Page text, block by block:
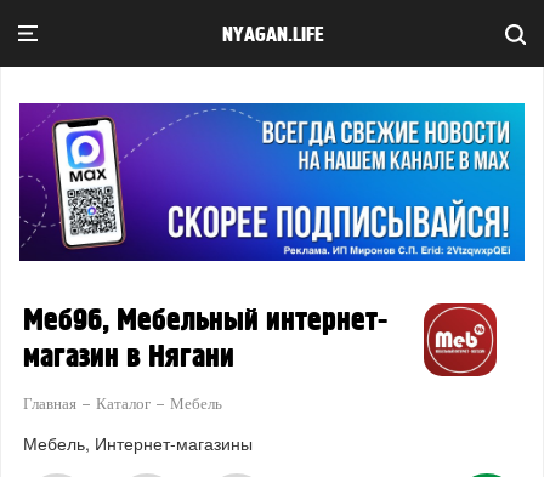
NYAGAN.LIFE
Меб96, Мебельный интернет-
магазин в Нягани
Главная Каталог Мебель
Мебель Интернет-магазины